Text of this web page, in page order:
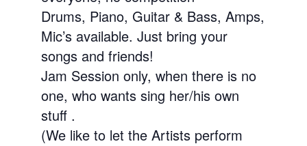
Drums, Piano, Guitar & Bass, Amps,
Mic’s available. Just bring your
songs and friends!
Jam Session only, when there is no
one, who wants sing her/his own
stuff .
(We like to let the Artists perform